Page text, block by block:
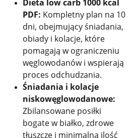
Dieta low carb 1000 kcal
PDF: Kompletny plan na 10
dni, obejmujący śniadania,
obiady i kolacje, które
pomagają w ograniczeniu
węglowodanów i wspierają
proces odchudzania.
Śniadania i kolacje
niskowęglowodanowe:
Zbilansowane posiłki
bogate w białko, zdrowe
tłuszcze i minimalną ilość